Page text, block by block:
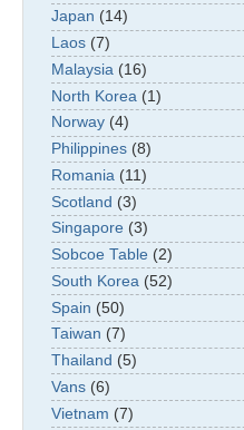
Japan (14)
Laos (7)
Malaysia (16)
North Korea (1)
Norway (4)
Philippines (8)
Romania (11)
Scotland (3)
Singapore (3)
Sobcoe Table (2)
South Korea (52)
Spain (50)
Taiwan (7)
Thailand (5)
Vans (6)
Vietnam (7)